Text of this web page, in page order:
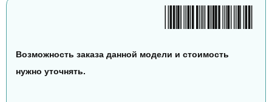
Возможность заказа данной модели и стоимость
нужно уточнять.